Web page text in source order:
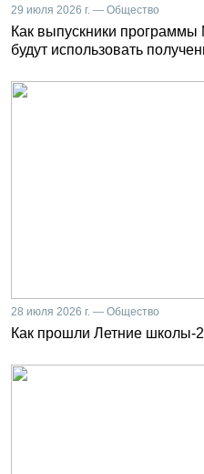
29 июля 2026 г. — Общество
Как выпускники программы
будут использовать
28 июля 2026 г. — Общество
Как прошли Летние школы-